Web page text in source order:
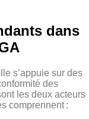
dans
s’appuie sur des
des
les deux acteurs
comprennent :